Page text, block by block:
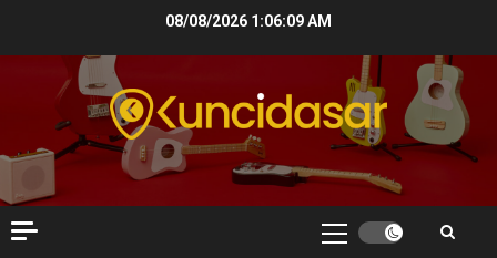
08/08/2026 1:06:10 AM
Primary